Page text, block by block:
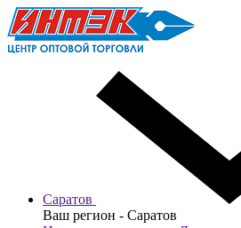
Саратов
Ваш регион - Саратов